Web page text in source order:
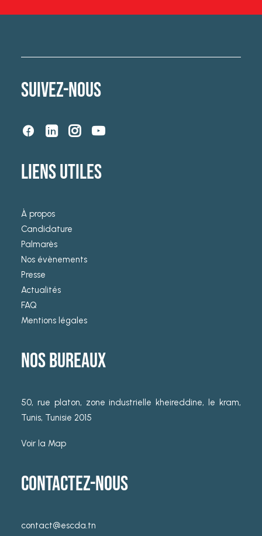
SUIVEZ-NOUS
LIENS UTILES
À propos
Candidature
Palmarès
Nos évènements
Presse
Actualités
FAQ
Mentions légales
NOS BUREAUX
50, rue platon, zone industrielle kheireddine, le kram,
Tunis, Tunisie 2015
Voir la Map
CONTACTEZ-NOUS
contact@escda.tn